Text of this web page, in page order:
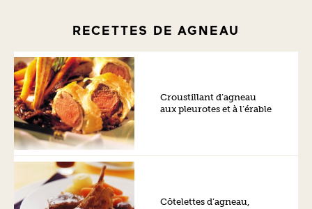
RECETTES DE AGNEAU
Croustillant d’agneau
aux pleurotes et à l’érable
Côtelettes d’agneau,